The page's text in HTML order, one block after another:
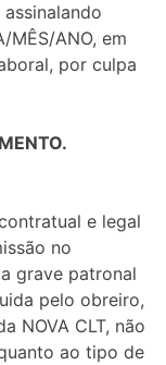
ANO, em
por culpa
e legal
no
grave patronal
pelo obreiro,
NOVA CLT, não
ao tipo de